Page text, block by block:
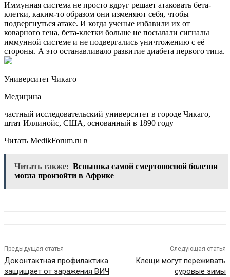
Иммунная система не просто вдруг решает атаковать бета-
клетки, каким-то образом они изменяют себя, чтобы
подвергнуться атаке. И когда ученые избавили их от
коварного гена, бета-клетки больше не посылали сигналы
иммунной системе и не подвергались уничтожению с её
стороны. А это останавливало развитие диабета первого типа.
Университет Чикаго
Медицина
частный исследовательский университет в городе Чикаго,
штат Иллинойс, США, основанный в 1890 году
Читать MedikForum.ru в
Читать также: Вспышка самой смертоносной болезни
могла произойти в Африке
Предыдущая статья
Доконтактная профилактика
защищает от заражения ВИЧ
Следующая статья
Клещи могут переживать
суровые зимы